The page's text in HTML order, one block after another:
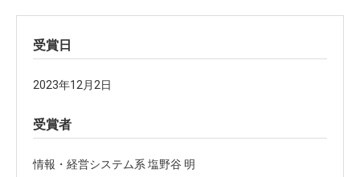
受賞日
2023年12月2日
受賞者
情報・経営システム系 塩野谷 明